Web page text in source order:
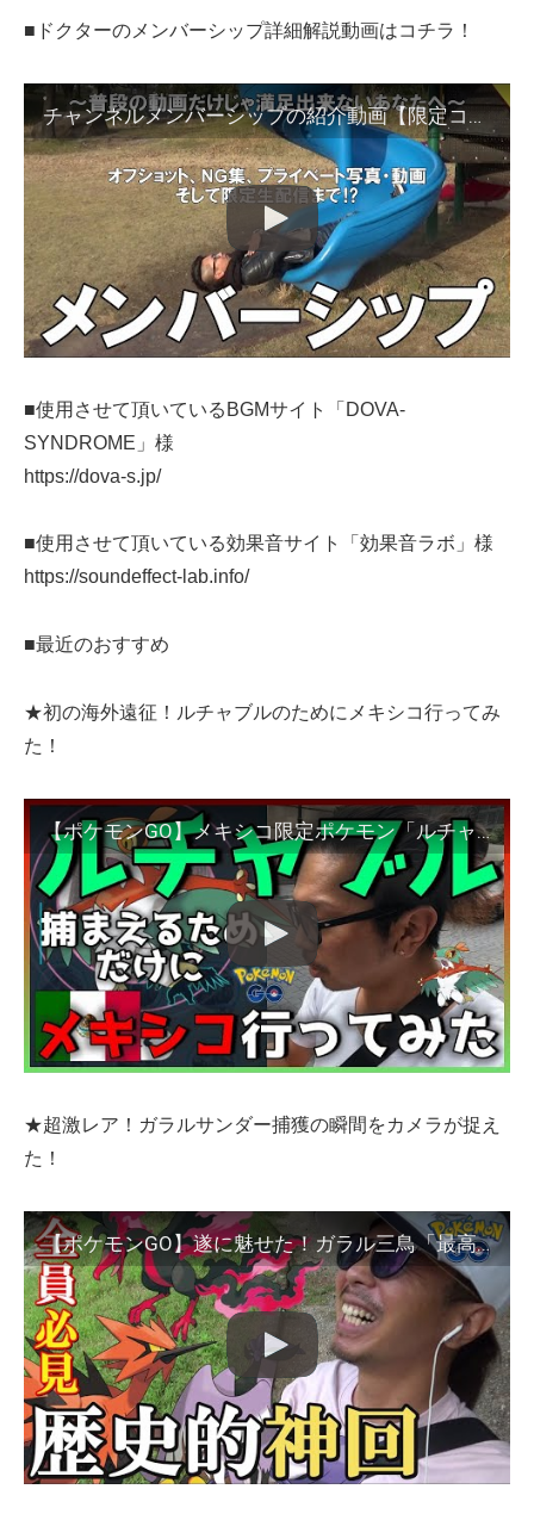
■ドクターのメンバーシップ詳細解説動画はコチラ！
チャンネルメンバーシップの紹介動画【限定コンテンツあり】
■使用させて頂いているBGMサイト「DOVA-
SYNDROME」様
https://dova-s.jp/
■使用させて頂いている効果音サイト「効果音ラボ」様
https://soundeffect-lab.info/
■最近のおすすめ
★初の海外遠征！ルチャブルのためにメキシコ行ってみ
た！
【ポケモンGO】メキシコ限定ポケモン「ルチャブル」を捕獲するためだけにメキシコまで行ってみた。ええ、ガチです。【メキシコ1日目】
★超激レア！ガラルサンダー捕獲の瞬間をカメラが捉え
た！
【ポケモンGO】遂に魅せた！ガラル三鳥「最高の瞬間」を見逃すな！はがねタイプイベントの前日確認×三鳥チャレンジで歴史的神回が超爆誕スペシャル！【52回目の挑戦】